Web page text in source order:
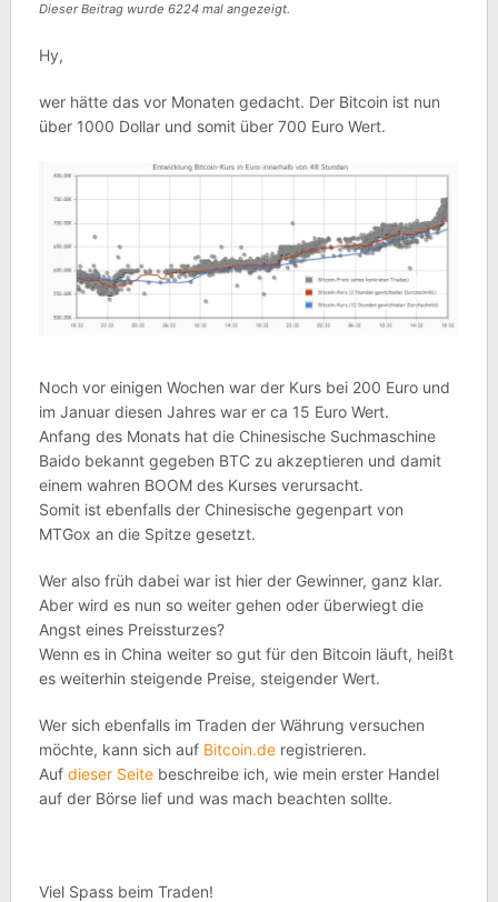
Dieser Beitrag wurde 6224 mal angezeigt.
Hy,
wer hätte das vor Monaten gedacht. Der Bitcoin ist nun
über 1000 Dollar und somit über 700 Euro Wert.
Noch vor einigen Wochen war der Kurs bei 200 Euro und
im Januar diesen Jahres war er ca 15 Euro Wert.
Anfang des Monats hat die Chinesische Suchmaschine
Baido bekannt gegeben BTC zu akzeptieren und damit
einem wahren BOOM des Kurses verursacht.
Somit ist ebenfalls der Chinesische gegenpart von
MTGox an die Spitze gesetzt.
Wer also früh dabei war ist hier der Gewinner, ganz klar.
Aber wird es nun so weiter gehen oder überwiegt die
Angst eines Preissturzes?
Wenn es in China weiter so gut für den Bitcoin läuft, heißt
es weiterhin steigende Preise, steigender Wert.
Wer sich ebenfalls im Traden der Währung versuchen
möchte, kann sich auf Bitcoin.deregistrieren.
Auf dieser Seitebeschreibe ich, wie mein erster Handel
auf der Börse lief und was mach beachten sollte.
Viel Spass beim Traden!